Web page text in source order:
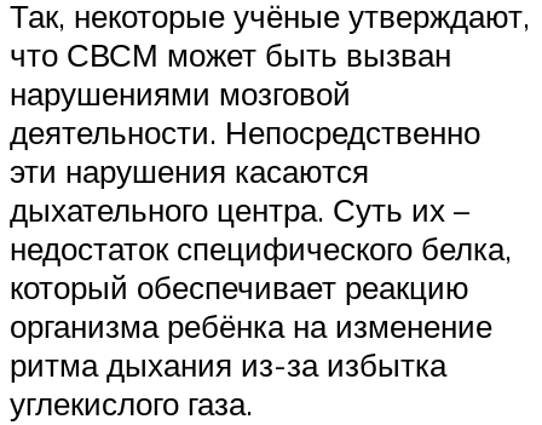
Так, некоторые учёные утверждают,
что СВСМ может быть вызван
нарушениями мозговой
деятельности. Непосредственно
эти нарушения касаются
дыхательного центра. Суть их –
недостаток специфического белка,
который обеспечивает реакцию
организма ребёнка на изменение
ритма дыхания из-за избытка
углекислого газа.